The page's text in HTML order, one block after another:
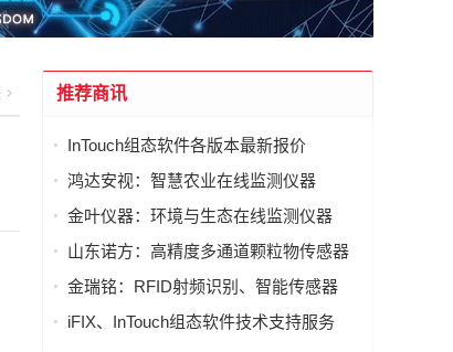
推荐商讯
InTouch组态软件各版本最新报价
鸿达安视：智慧农业在线监测仪器
金叶仪器：环境与生态在线监测仪器
山东诺方：高精度多通道颗粒物传感器
金瑞铭：RFID射频识别、智能传感器
iFIX、InTouch组态软件技术支持服务